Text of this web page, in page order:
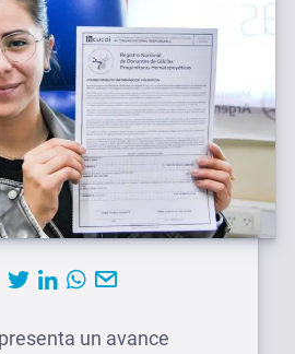
un avance